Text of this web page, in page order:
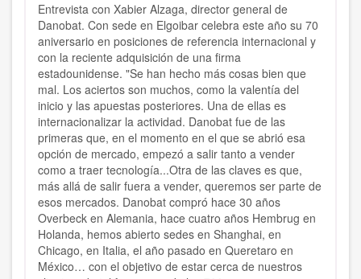
Entrevista con Xabier Alzaga, director general de
Danobat. Con sede en Elgoibar celebra este año su 70
aniversario en posiciones de referencia internacional y
con la reciente adquisición de una firma
estadounidense. "Se han hecho más cosas bien que
mal. Los aciertos son muchos, como la valentía del
inicio y las apuestas posteriores. Una de ellas es
internacionalizar la actividad. Danobat fue de las
primeras que, en el momento en el que se abrió esa
opción de mercado, empezó a salir tanto a vender
como a traer tecnología...Otra de las claves es que,
más allá de salir fuera a vender, queremos ser parte de
esos mercados. Danobat compró hace 30 años
Overbeck en Alemania, hace cuatro años Hembrug en
Holanda, hemos abierto sedes en Shanghai, en
Chicago, en Italia, el año pasado en Queretaro en
México… con el objetivo de estar cerca de nuestros